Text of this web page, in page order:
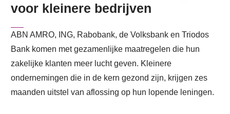
voor kleinere bedrijven
ABN AMRO, ING, Rabobank, de Volksbank en Triodos
Bank komen met gezamenlijke maatregelen die hun
zakelijke klanten meer lucht geven. Kleinere
ondernemingen die in de kern gezond zijn, krijgen zes
maanden uitstel van aflossing op hun lopende leningen.